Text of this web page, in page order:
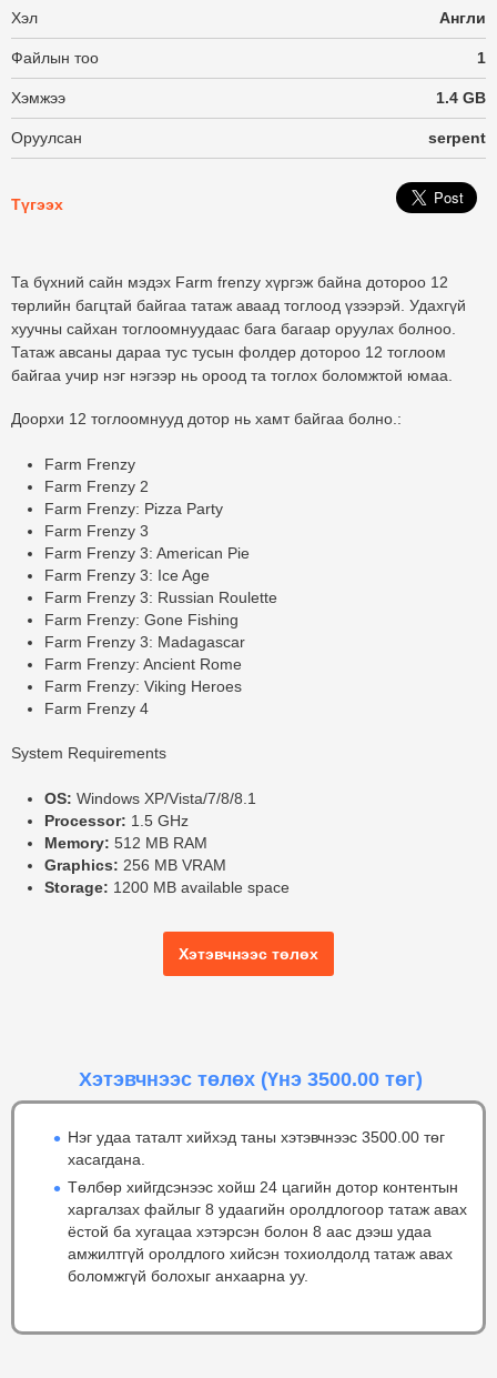
Хэл Англи
Файлын тоо 1
Хэмжээ 1.4 GB
Оруулсан serpent
Түгээх
Та бүхний сайн мэдэх Farm frenzy хүргэж байна дотороо 12
төрлийн багцтай байгаа татаж аваад тоглоод үзээрэй. Удахгүй
хуучны сайхан тоглоомнуудаас бага багаар оруулах болноо.
Татаж авсаны дараа тус тусын фолдер дотороо 12 тоглоом
байгаа учир нэг нэгээр нь ороод та тоглох боломжтой юмаа.
Доорхи 12 тоглоомнууд дотор нь хамт байгаа болно.:
Farm Frenzy
Farm Frenzy 2
Farm Frenzy: Pizza Party
Farm Frenzy 3
Farm Frenzy 3: American Pie
Farm Frenzy 3: Ice Age
Farm Frenzy 3: Russian Roulette
Farm Frenzy: Gone Fishing
Farm Frenzy 3: Madagascar
Farm Frenzy: Ancient Rome
Farm Frenzy: Viking Heroes
Farm Frenzy 4
System Requirements
OS: Windows XP/Vista/7/8/8.1
Processor: 1.5 GHz
Memory: 512 MB RAM
Graphics: 256 MB VRAM
Storage: 1200 MB available space
Хэтэвчнээс төлөх
Хэтэвчнээс төлөх (Үнэ 3500.00 төг)
Нэг удаа таталт хийхэд таны хэтэвчнээс 3500.00 төг
хасагдана.
Төлбөр хийгдсэнээс хойш 24 цагийн дотор контентын
харгалзах файлыг 8 удаагийн оролдлогоор татаж авах
ёстой ба хугацаа хэтэрсэн болон 8 аас дээш удаа
амжилтгүй оролдлого хийсэн тохиолдолд татаж авах
боломжгүй болохыг анхаарна уу.